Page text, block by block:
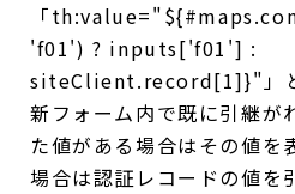
「
'f01') ? inputs['f01'] :
siteClient.record[1]}"」と
新フォーム内で既に引継が
た値がある場合はその値を
場合は認証レコードの値を